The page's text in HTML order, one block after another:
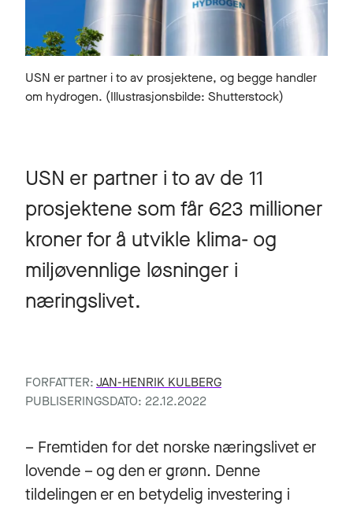
USN er partner i to av prosjektene, og begge handler
om hydrogen. (Illustrasjonsbilde: Shutterstock)
USN er partner i to av de 11
prosjektene som får 623 millioner
kroner for å utvikle klima- og
miljøvennlige løsninger i
næringslivet.
FORFATTER:JAN-HENRIK KULBERG
PUBLISERINGSDATO: 22.12.2022
– Fremtiden for det norske næringslivet er
lovende – og den er grønn. Denne
tildelingen er en betydelig investering i